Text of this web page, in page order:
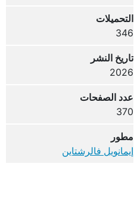
التحميلات
346
تاريخ النشر
2026
عدد الصفحات
370
مطور
إيمانويل فالرشتاين